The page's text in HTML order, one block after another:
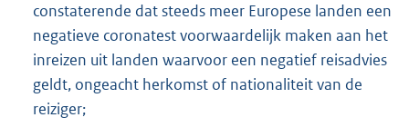
constaterende dat steeds meer Europese landen een
negatieve coronatest voorwaardelijk maken aan het
inreizen uit landen waarvoor een negatief reisadvies
geldt, ongeacht herkomst of nationaliteit van de
reiziger;